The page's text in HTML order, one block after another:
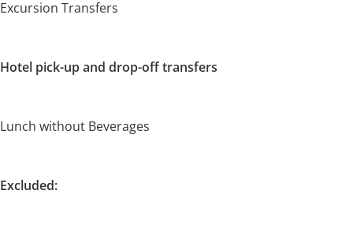
Excursion Transfers
Hotel pick-up and drop-off transfers
Lunch without Beverages
Excluded: